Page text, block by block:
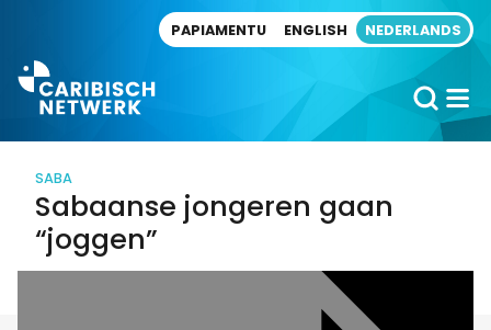
PAPIAMENTU ENGLISH NEDERLANDS
SABA
Sabaanse jongeren gaan
“joggen”